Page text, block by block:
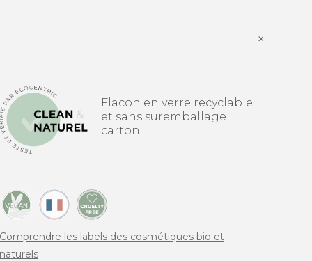
×
Flacon en verre recyclable
et sans suremballage
carton
les labels des cosmétiques bio et